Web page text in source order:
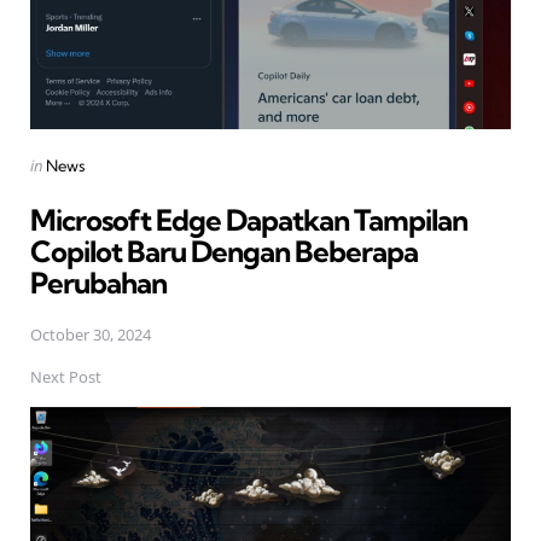
Posted
in News
Microsoft Edge Dapatkan Tampilan
Copilot Baru Dengan Beberapa
Perubahan
October 30, 2024
Next Post